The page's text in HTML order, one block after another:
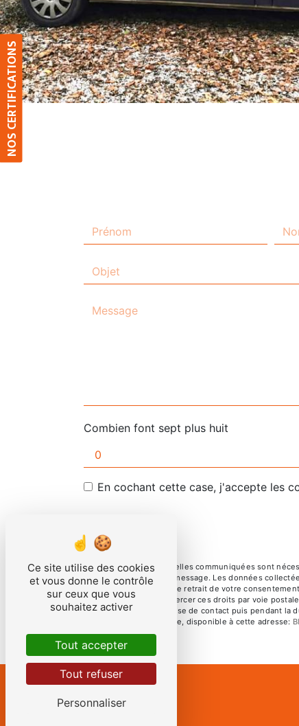
NOS CERTIFICATIONS
Combien font sept plus huit
En cochant cette case, j'accepte les
** Les données personnelles communiquées sont
but de répondre à votre message. Les données
limitation, d’opposition, de retrait de votre
mortem. Vous pouvez exercer ces droits par voie
pendant la période de prise de contact puis pendant la
démarchage téléphonique, disponible à cette adresse:
Ce site utilise des cookies
et vous donne le contrôle
sur ceux que vous
souhaitez activer
Tout accepter
Tout refuser
Personnaliser